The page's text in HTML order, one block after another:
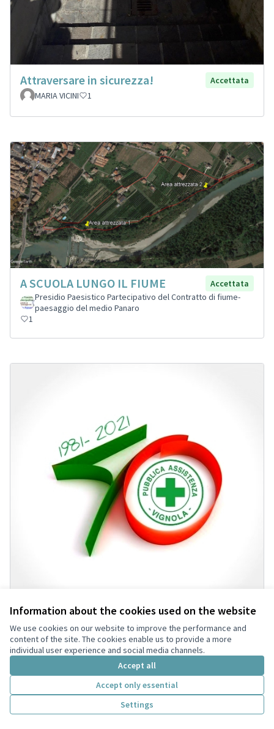
Information about the cookies used on the website
We use cookies on our website to improve the performance and
content of the site. The cookies enable us to provide a more
individual user experience and social media channels.
Accept all
Accept only essential
Settings
Attraversare in sicurezza!
Accettata
MARIA VICINI
1
A SCUOLA LUNGO IL FIUME
Accettata
Presidio Paesistico Partecipativo del Contratto di fiume-
paesaggio del medio Panaro
1
“MuoVI-AMOci in sicurezza – un
pulmino per la Pubblica Assistenza
Accettata
PUBBLICA ASSISTENZA VIGNOLA 0